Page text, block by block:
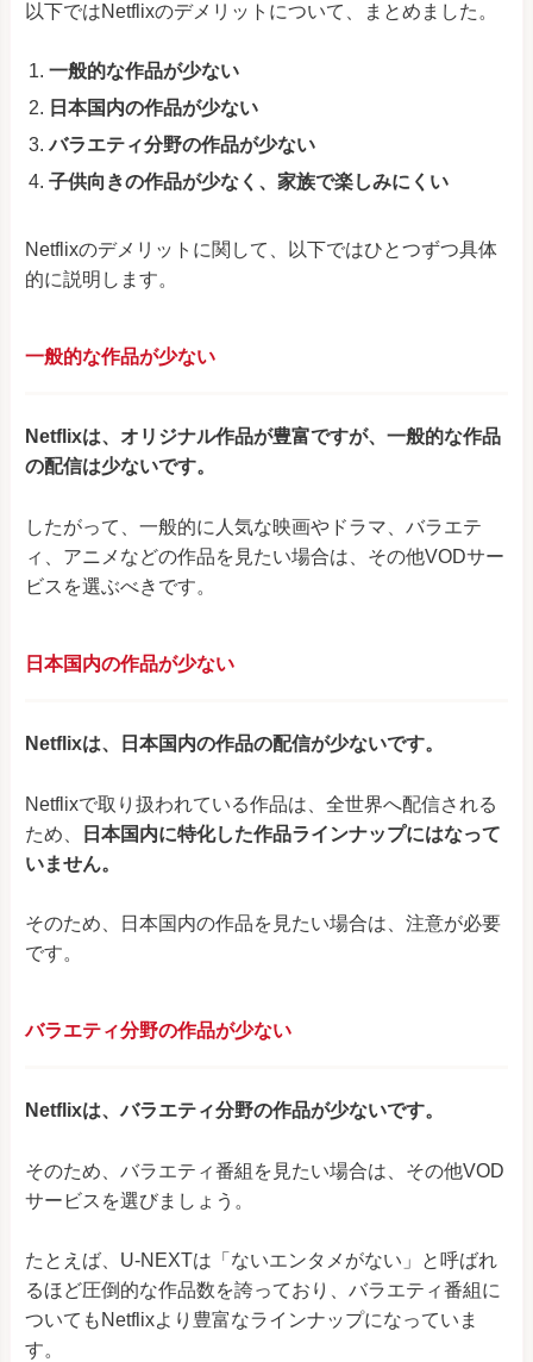
以下ではNetflixのデメリットについて、まとめました。
一般的な作品が少ない
日本国内の作品が少ない
バラエティ分野の作品が少ない
子供向きの作品が少なく、家族で楽しみにくい
Netflixのデメリットに関して、以下ではひとつずつ具体
的に説明します。
一般的な作品が少ない
Netflixは、オリジナル作品が豊富ですが、一般的な作品
の配信は少ないです。
したがって、一般的に人気な映画やドラマ、バラエテ
ィ、アニメなどの作品を見たい場合は、その他VODサー
ビスを選ぶべきです。
日本国内の作品が少ない
Netflixは、 日本国内の作品の配信が少ないです。
Netflixで取り扱われている作品は、全世界へ配信される
ため、
日本国内に特化した作品ラインナップにはなって
いません。
そのため、日本国内の作品を見たい場合は、注意が必要
です。
バラエティ分野の作品が少ない
Netflixは、バラエティ分野の作品が少ないです。
そのため、バラエティ番組を見たい場合は、その他VOD
サービスを選びましょう。
たとえば、U-NEXTは「ないエンタメがない」と呼ばれ
るほど圧倒的な作品数を誇っており、バラエティ番組に
ついてもNetflixより豊富なラインナップになっていま
す。